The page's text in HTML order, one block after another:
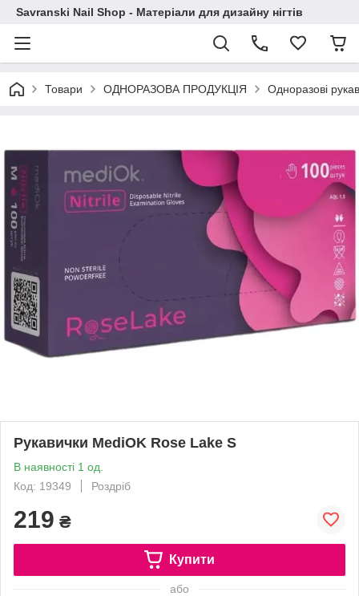
Savranski Nail Shop - Матеріали для дизайну нігтів
Товари ОДНОРАЗОВА ПРОДУКЦІЯ Одноразові
Рукавички MediOK Rose Lake S
В наявності 1 од.
Код: 19349
Роздріб
219 ₴
Купити
або